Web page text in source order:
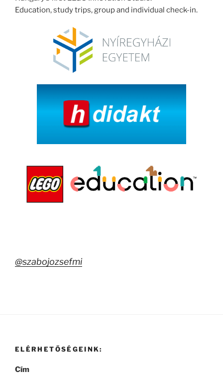
Education, study trips, group and individual check-in.
@szabojozsefmi
ELÉRHETŐSÉGEINK:
Cím